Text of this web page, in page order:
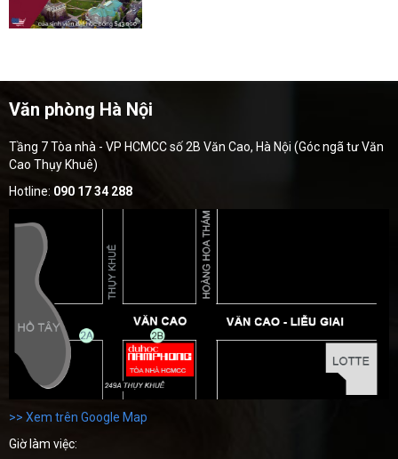
Văn phòng Hà Nội
Tầng 7 Tòa nhà - VP HCMCC số 2B Văn Cao, Hà Nội (Góc ngã tư Văn
Cao Thụy Khuê)
Hotline: 090 17 34 288
>> Xem trên Google Map
Giờ làm việc: